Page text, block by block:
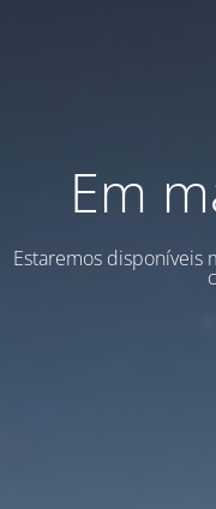
Em
Estaremos disponíveis